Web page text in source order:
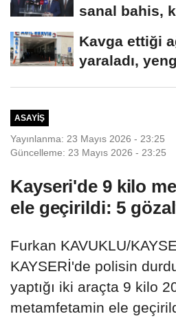
sanal bahis,
Kavga ettiği
yaraladı,
ASAYIŞ
Yayınlanma: 23 Mayıs 2026 - 23:25
Güncelleme: 23 Mayıs 2026 - 23:25
Kayseri'de 9 kilo
ele geçirildi: 5
Furkan KAVUKLU/
KAYSERİ'de polisin
yaptığı iki araçta 9 kilo
metamfetamin ele